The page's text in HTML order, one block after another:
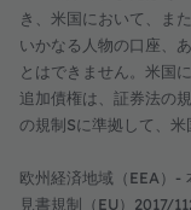
き、米国において、ま
いかなる人物の口座、
とはできません。米国
追加債権は、証券法の
の規制Sに準拠して、米
欧州経済地域（EEA）-
見書規制（EU）2017/